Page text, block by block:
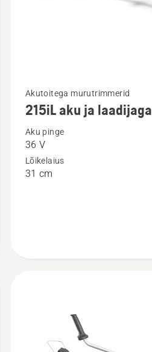
Vaata
rohkem
üksikasju
toote
215iL
Akutoitega murutrimmerid
215iL aku ja laadijaga
Aku pinge
36 V
Lõikelaius
31 cm